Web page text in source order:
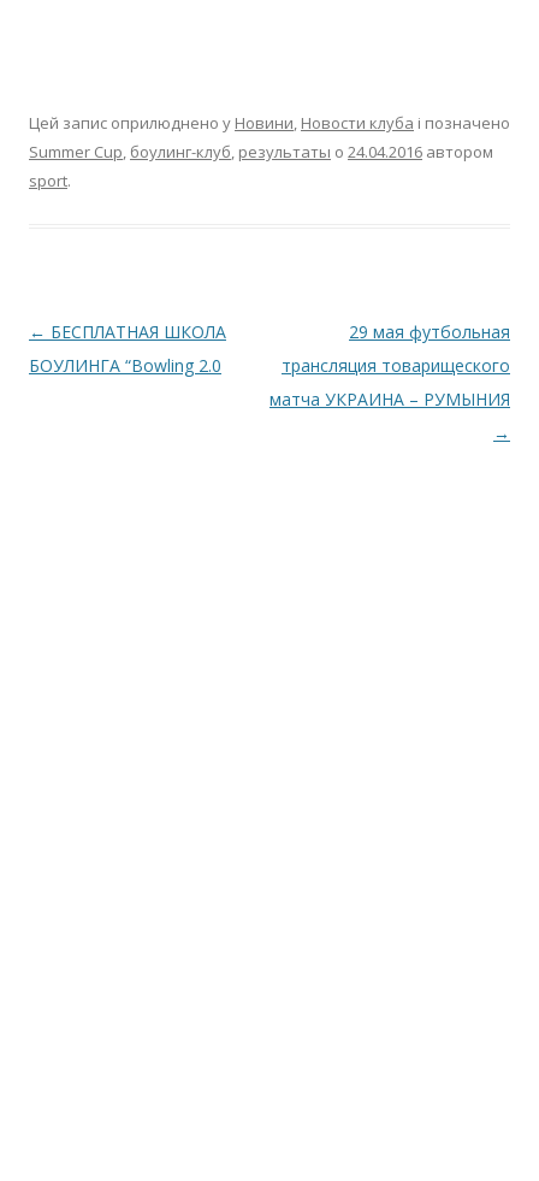
Цей запис оприлюднено у Новини, Новости клуба і позначено
Summer Cup, боулинг-клуб, результаты о 24.04.2016 автором
sport.
Навігація по запису
← БЕСПЛАТНАЯ ШКОЛА
БОУЛИНГА “Bowling 2.0
29 мая футбольная
трансляция товарищеского
матча УКРАИНА – РУМЫНИЯ
→